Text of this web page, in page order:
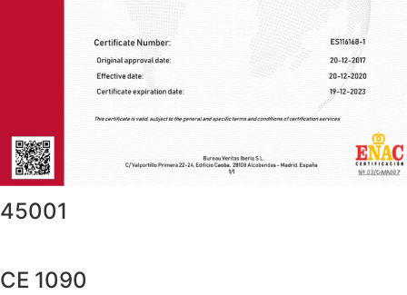
45001
CE 1090